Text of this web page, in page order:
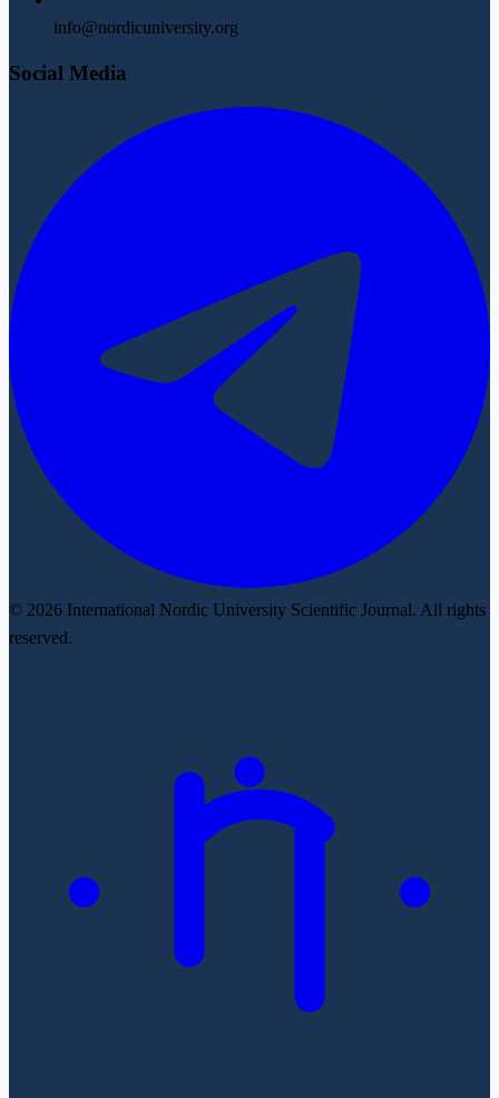
info@nordicuniversity.org
Social Media
© 2026 International Nordic University Scientific Journal. All rights
reserved.